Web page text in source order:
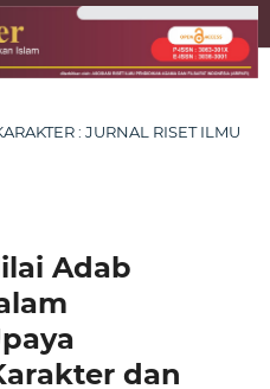
: JURNAL RISET ILMU
Adab
dan